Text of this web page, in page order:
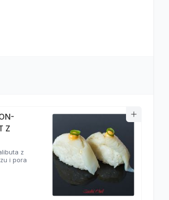
Z
z
i pora